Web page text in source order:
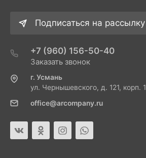
Подписаться на рассылку
+7 (960) 156-50-40
Заказать звонок
г. Усмань
ул. Чернышевского, д. 121, корп. 1
office@arcompany.ru